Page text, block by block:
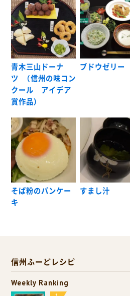
青木三山ドーナ
ツ （信州の味コン
クール アイデア
賞作品）
ブドウゼリー
そば粉のパンケー
キ
すまし汁
信州ふーどレシピ
Weekly Ranking